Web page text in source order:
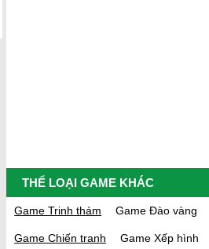
THỂ LOẠI GAME KHÁC
Game Trinh thám Game Đào vàng
Game Chiến tranh Game Xếp hình